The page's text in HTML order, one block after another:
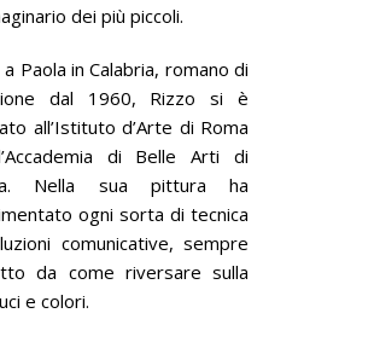
dei più piccoli.
Paola in Calabria, romano di
dal 1960, Rizzo si è
all’Istituto d’Arte di Roma
di Belle Arti di
Nella sua pittura ha
ogni sorta di tecnica
comunicative, sempre
da come riversare sulla
e colori.